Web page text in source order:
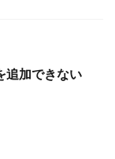
加できない